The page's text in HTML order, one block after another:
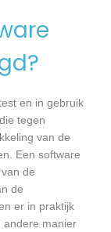
en in gebruik
tegen
van de
Een software
de
de
er in praktijk
andere manier